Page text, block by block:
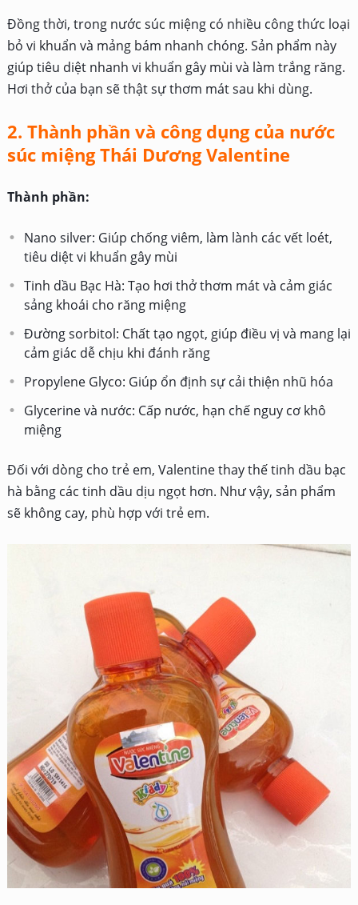
Đồng thời, trong nước súc miệng có nhiều công thức loại
bỏ vi khuẩn và mảng bám nhanh chóng. Sản phẩm này
giúp tiêu diệt nhanh vi khuẩn gây mùi và làm trắng răng.
Hơi thở của bạn sẽ thật sự thơm mát sau khi dùng.
2. Thành phần và công dụng của nước
súc miệng Thái Dương Valentine
Thành phần:
Nano silver: Giúp chống viêm, làm lành các vết loét,
tiêu diệt vi khuẩn gây mùi
Tinh dầu Bạc Hà: Tạo hơi thở thơm mát và cảm giác
sảng khoái cho răng miệng
Đường sorbitol: Chất tạo ngọt, giúp điều vị và mang lại
cảm giác dễ chịu khi đánh răng
Propylene Glyco: Giúp ổn định sự cải thiện nhũ hóa
Glycerine và nước: Cấp nước, hạn chế nguy cơ khô
miệng
Đối với dòng cho trẻ em, Valentine thay thếtinh dầu bạc
hà bằng các tinh dầu dịu ngọt hơn. Như vậy, sản phẩm
sẽ không cay, phù hợp với trẻ em.